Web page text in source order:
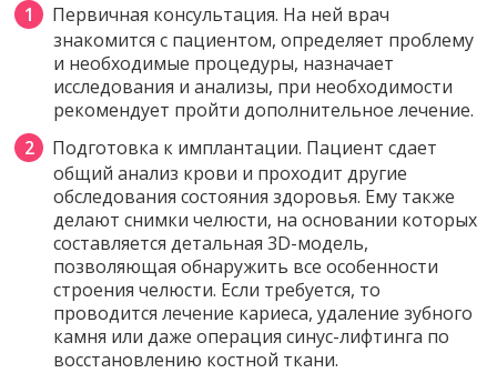
Первичная консультация. На ней врач
знакомится с пациентом, определяет проблему
и необходимые процедуры, назначает
исследования и анализы, при необходимости
рекомендует пройти дополнительное лечение.
Подготовка к имплантации. Пациент сдает
общий анализ крови и проходит другие
обследования состояния здоровья. Ему также
делают снимки челюсти, на основании которых
составляется детальная 3D-модель,
позволяющая обнаружить все особенности
строения челюсти. Если требуется, то
проводится лечение кариеса, удаление зубного
камня или даже операция синус-лифтинга по
восстановлению костной ткани.